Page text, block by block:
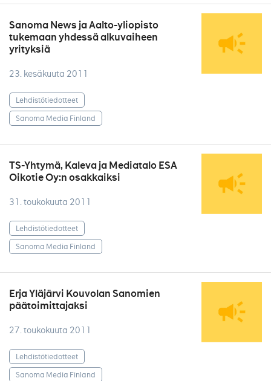
Sanoma News ja Aalto-yliopisto
tukemaan yhdessä alkuvaiheen
yrityksiä
23. kesäkuuta 2011
Lehdistötiedotteet
Sanoma Media Finland
TS-Yhtymä, Kaleva ja Mediatalo ESA
Oikotie Oy:n osakkaiksi
31. toukokuuta 2011
Lehdistötiedotteet
Sanoma Media Finland
Erja Yläjärvi Kouvolan Sanomien
päätoimittajaksi
27. toukokuuta 2011
Lehdistötiedotteet
Sanoma Media Finland